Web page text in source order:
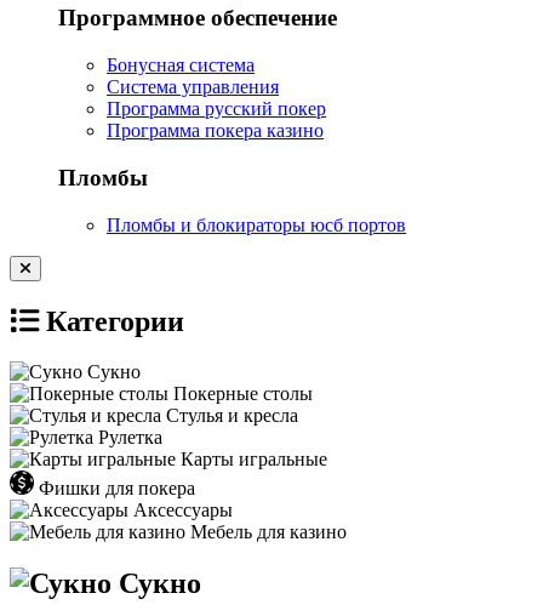
Программное обеспечение
Бонусная система
Система управления
Программа русский покер
Программа покера казино
Пломбы
Пломбы и блокираторы юсб портов
Категории
Сукно
Покерные столы
Стулья и кресла
Рулетка
Карты игральные
Фишки для покера
Аксессуары
Мебель для казино
Сукно